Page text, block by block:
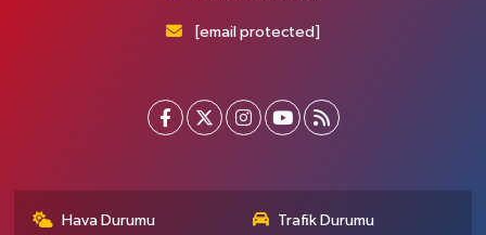
[email protected]
Hava Durumu Trafik Durumu